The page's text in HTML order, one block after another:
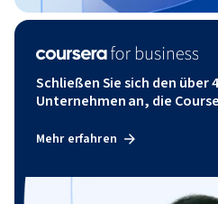
Schließen Sie sich den über
Unternehmen an, die
Mehr erfahren